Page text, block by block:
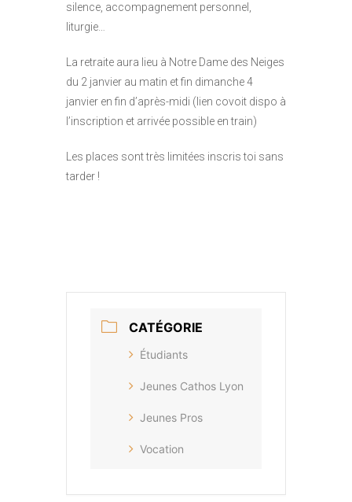
silence, accompagnement personnel,
liturgie…
La retraite aura lieu à Notre Dame des Neiges
du 2 janvier au matin et fin dimanche 4
janvier en fin d’après-midi (lien covoit dispo à
l’inscription et arrivée possible en train)
Les places sont très limitées inscris toi sans
tarder !
CATÉGORIE
Étudiants
Jeunes Cathos Lyon
Jeunes Pros
Vocation